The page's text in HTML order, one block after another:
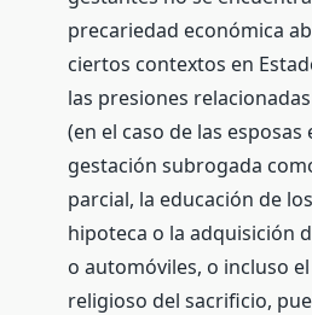
precariedad económica
ciertos contextos en
las presiones
(en el caso de las esposas
gestación subrogada
parcial, la educación de
hipoteca o la adquisición
o automóviles, o incluso
religioso del sacrificio,